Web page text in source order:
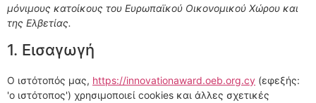
μόνιμους κατοίκους του Ευρωπαϊκού Οικονομικού Χώρου και
της Ελβετίας.
1. Εισαγωγή
Ο ιστότοπός μας, https://innovationaward.oeb.org.cy (εφεξής:
'ο ιστότοπος') χρησιμοποιεί cookies και άλλες σχετικές